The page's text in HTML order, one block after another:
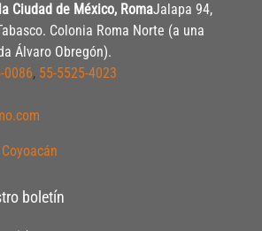
Ciudad de México, RomaJalapa 94,
Colonia Roma Norte (a una
Álvaro Obregón).
0086, 55-5525-4023
boletín